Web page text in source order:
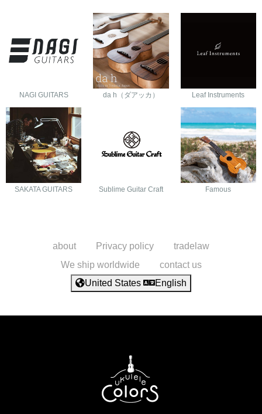
NAGI GUITARS da h（ダアッカ） Leaf Instruments
SAKATA GUITARS Sublime Guitar Craft Famous
about Privacy policy
tradelaw
We ship worldwide
contact us
United States
English